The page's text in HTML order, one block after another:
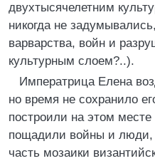
двухтысячелетним
никогда не
варварства, войн и
культурным слоем?..).
Императрица Елена
но время не сохранило
построили на этом
пощадили войны и люди,
часть мозаики